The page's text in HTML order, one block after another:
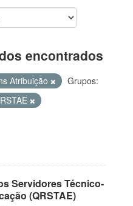
encontrados
Atribuição
Grupos:
Servidores Técnico-
(QRSTAE)